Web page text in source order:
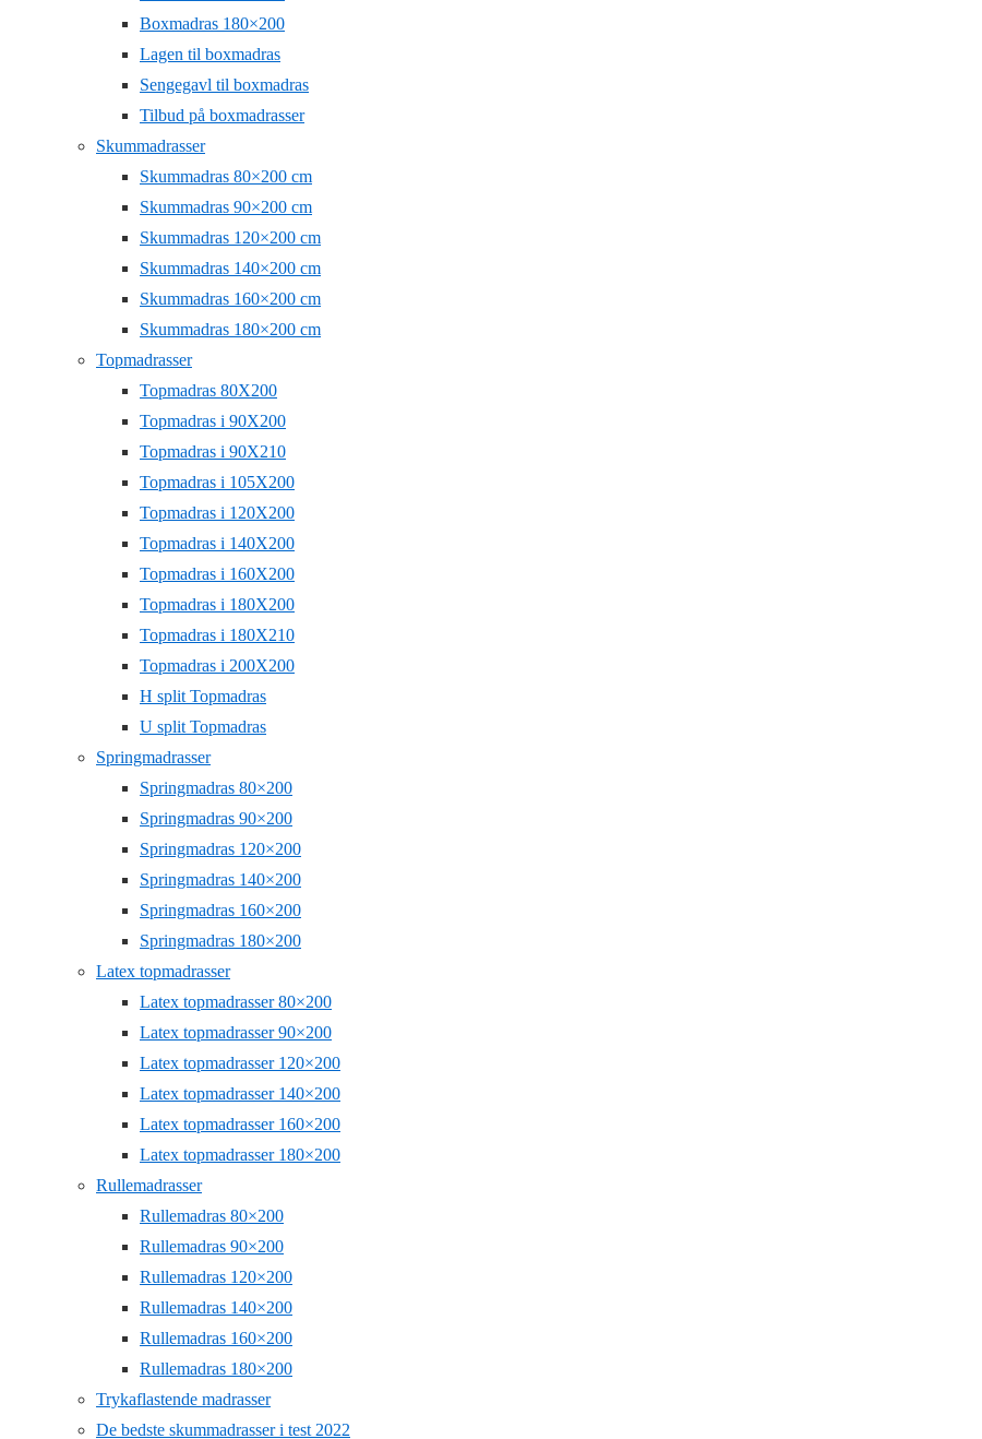
Boxmadras 180×200
Lagen til boxmadras
Sengegavl til boxmadras
Tilbud på boxmadrasser
Skummadrasser
Skummadras 80×200 cm
Skummadras 90×200 cm
Skummadras 120×200 cm
Skummadras 140×200 cm
Skummadras 160×200 cm
Skummadras 180×200 cm
Topmadrasser
Topmadras 80X200
Topmadras i 90X200
Topmadras i 90X210
Topmadras i 105X200
Topmadras i 120X200
Topmadras i 140X200
Topmadras i 160X200
Topmadras i 180X200
Topmadras i 180X210
Topmadras i 200X200
H split Topmadras
U split Topmadras
Springmadrasser
Springmadras 80×200
Springmadras 90×200
Springmadras 120×200
Springmadras 140×200
Springmadras 160×200
Springmadras 180×200
Latex topmadrasser
Latex topmadrasser 80×200
Latex topmadrasser 90×200
Latex topmadrasser 120×200
Latex topmadrasser 140×200
Latex topmadrasser 160×200
Latex topmadrasser 180×200
Rullemadrasser
Rullemadras 80×200
Rullemadras 90×200
Rullemadras 120×200
Rullemadras 140×200
Rullemadras 160×200
Rullemadras 180×200
Trykaflastende madrasser
De bedste skummadrasser i test 2022